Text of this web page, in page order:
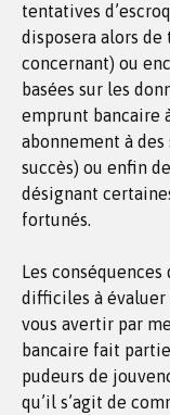
tentatives
disposera alors
concernant) ou
basées sur les
emprunt bancaire
abonnement à
succès) ou enfin
désignant
fortunés.
Les
difficiles à évaluer
vous avertir par
bancaire fait
pudeurs de
qu’il s’agit de